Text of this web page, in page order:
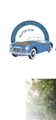
content